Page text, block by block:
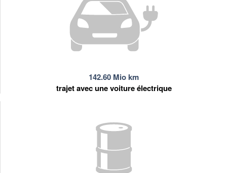
142.60 Mio km
trajet avec une voiture électrique